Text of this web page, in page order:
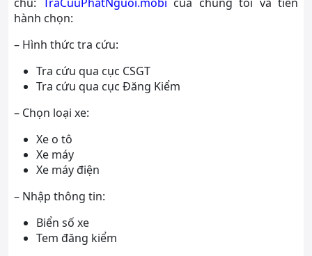
hành chọn:
– Hình thức tra cứu:
Tra cứu qua cục CSGT
Tra cứu qua cục Đăng Kiểm
– Chọn loại xe:
Xe o tô
Xe máy
Xe máy điện
– Nhập thông tin:
Biển số xe
Tem đăng kiểm